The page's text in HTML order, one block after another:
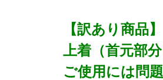
【訳あり商品】
上着（首元部
ご使用には問